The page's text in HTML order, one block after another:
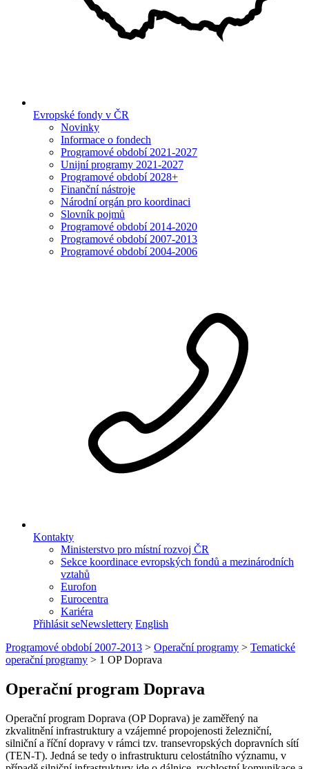
Evropské fondy v ČR
Novinky
Informace o fondech
Programové období 2021-2027
Unijní programy 2021-2027
Programové období 2028+
Finanční nástroje
Národní orgán pro koordinaci
Slovník pojmů
Programové období 2014-2020
Programové období 2007-2013
Programové období 2004-2006
Kontakty
Ministerstvo pro místní rozvoj ČR
Sekce koordinace evropských fondů a mezinárodních
vztahů
Eurofon
Eurocentra
Kariéra
Přihlásit seNewslettery English
Programové období 2007-2013 > Operační programy > Tematické
operační programy > 1 OP Doprava
Operační program Doprava
Operační program Doprava (OP Doprava) je zaměřený na
zkvalitnění infrastruktury a vzájemné propojenosti železniční,
silniční a říční dopravy v rámci tzv. transevropských dopravních sítí
(TEN-T). Jedná se tedy o infrastrukturu celostátního významu, v